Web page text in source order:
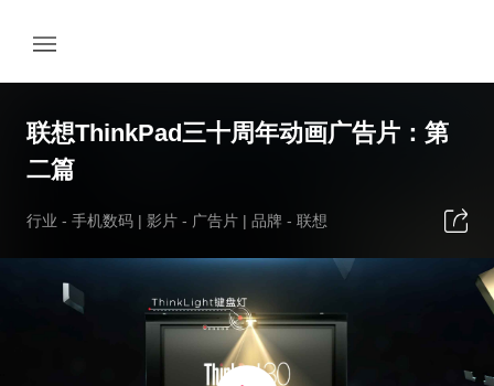
联想ThinkPad三十周年动画广告片：第
二篇
行业 - 手机数码 | 影片 - 广告片 | 品牌 - 联想